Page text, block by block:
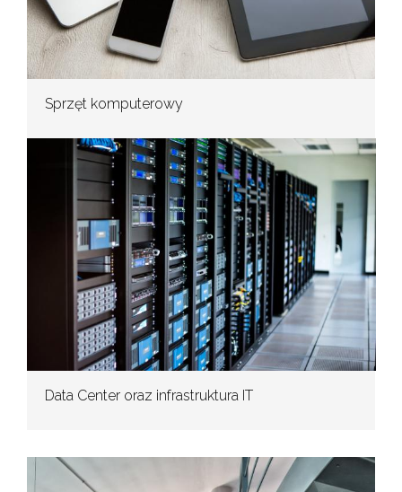
Sprzęt komputerowy
Data Center oraz infrastruktura IT